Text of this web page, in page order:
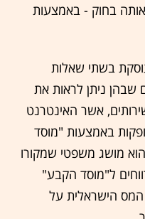
בחוק - באמצעות
בשתי שאלות
שבהן ניתן לראות את
אשר האינטרנט
באמצעות "מוסד
מושג משפטי שמקורו
ל"מוסד הקבע"
הישראלית על